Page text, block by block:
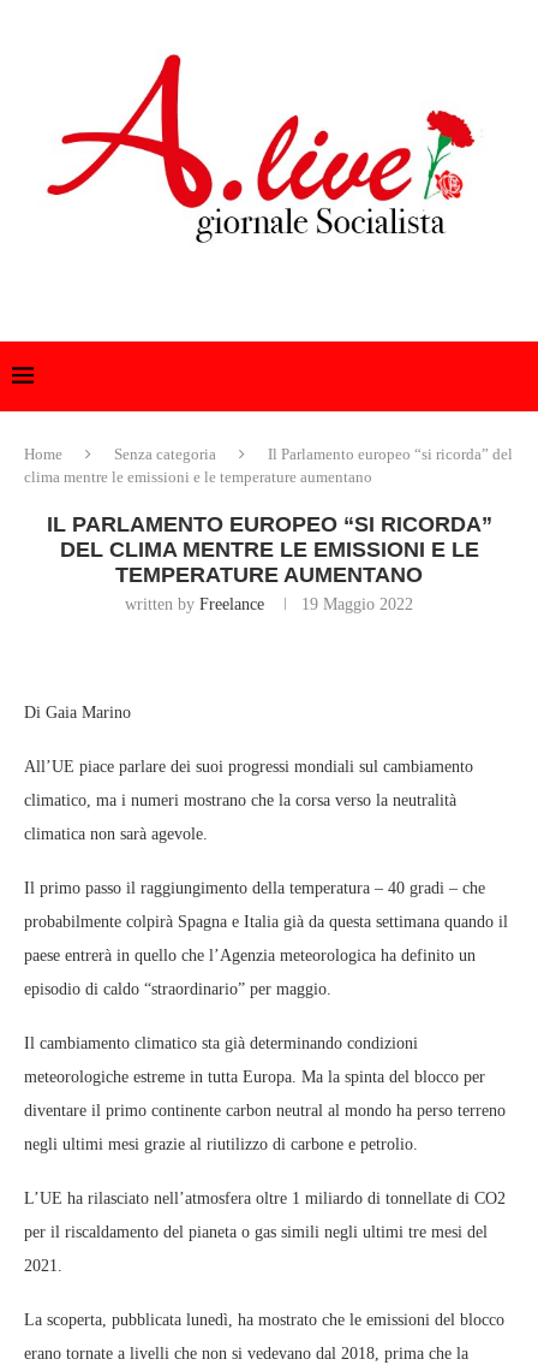
Home Senza categoria
Il Parlamento europeo “si ricorda” del
clima mentre le emissioni e le temperature aumentano
IL PARLAMENTO EUROPEO “SI RICORDA”
DEL CLIMA MENTRE LE EMISSIONI E LE
TEMPERATURE AUMENTANO
written by Freelance 19 Maggio 2022
Di Gaia Marino
All’UE piace parlare dei suoi progressi mondiali sul cambiamento
climatico, ma i numeri mostrano che la corsa verso la neutralità
climatica non sarà agevole.
Il primo passo il raggiungimento della temperatura – 40 gradi – che
probabilmente colpirà Spagna e Italia già da questa settimana quando il
paese entrerà in quello che l’Agenzia meteorologica ha definito un
episodio di caldo “straordinario” per maggio.
Il cambiamento climatico sta già determinando condizioni
meteorologiche estreme in tutta Europa. Ma la spinta del blocco per
diventare il primo continente carbon neutral al mondo ha perso terreno
negli ultimi mesi grazie al riutilizzo di carbone e petrolio.
L’UE ha rilasciato nell’atmosfera oltre 1 miliardo di tonnellate di CO2
per il riscaldamento del pianeta o gas simili negli ultimi tre mesi del
2021.
La scoperta, pubblicata lunedì, ha mostrato che le emissioni del blocco
erano tornate a livelli che non si vedevano dal 2018, prima che la